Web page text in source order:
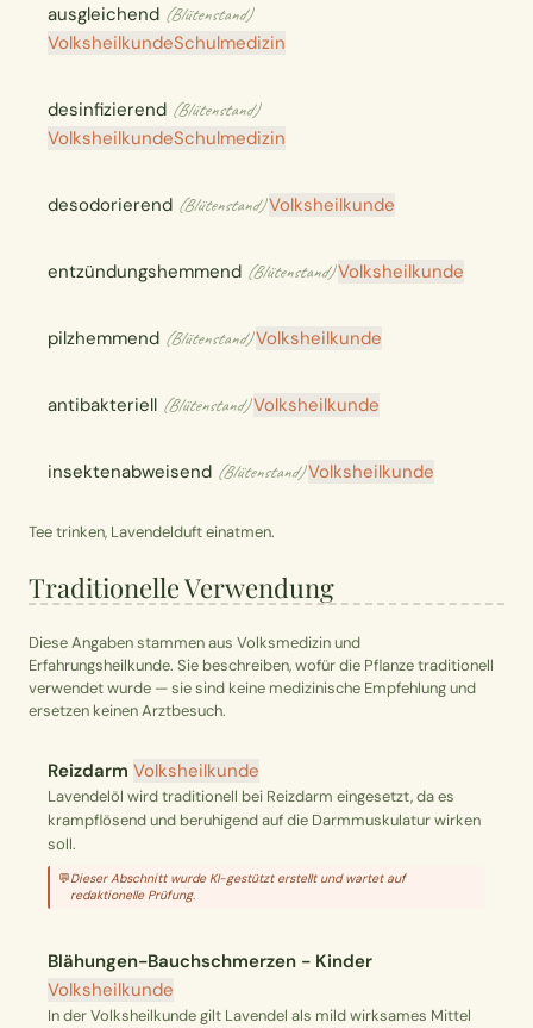
ausgleichend (Blütenstand)
VolksheilkundeSchulmedizin
desinfizierend (Blütenstand)
VolksheilkundeSchulmedizin
desodorierend (Blütenstand) Volksheilkunde
entzündungshemmend (Blütenstand) Volksheilkunde
pilzhemmend (Blütenstand) Volksheilkunde
antibakteriell (Blütenstand) Volksheilkunde
insektenabweisend (Blütenstand) Volksheilkunde
Tee trinken, Lavendelduft einatmen.
Traditionelle Verwendung
Diese Angaben stammen aus Volksmedizin und
Erfahrungsheilkunde. Sie beschreiben, wofür die Pflanze traditionell
verwendet wurde — sie sind keine medizinische Empfehlung und
ersetzen keinen Arztbesuch.
Reizdarm Volksheilkunde
Lavendelöl wird traditionell bei Reizdarm eingesetzt, da es
krampflösend und beruhigend auf die Darmmuskulatur wirken
soll.
💬Dieser Abschnitt wurde KI-gestützt erstellt und wartet auf
redaktionelle Prüfung.
Blähungen-Bauchschmerzen - Kinder
Volksheilkunde
In der Volksheilkunde gilt Lavendel als mild wirksames Mittel